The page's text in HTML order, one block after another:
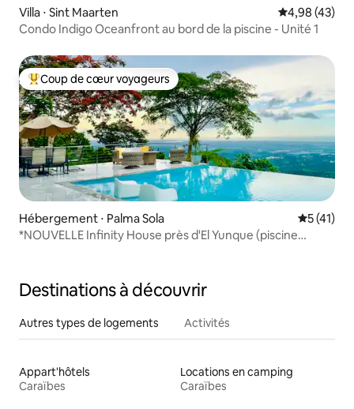
Villa ⋅ Sint Maarten Évaluation
4,98 (43)
Condo Indigo Oceanfront au bord de la piscine - Unité 1
Coups de cœur voyageurs les plus appréciés
Coup de cœur voyageurs
Hébergement ⋅ Palma Sola
5 (41)
*NOUVELLE Infinity House près d'El Yunque (piscine
Destinations à découvrir
Autres types de logements Activités
Appart'hôtels
Caraïbes
Locations en camping
Caraïbes